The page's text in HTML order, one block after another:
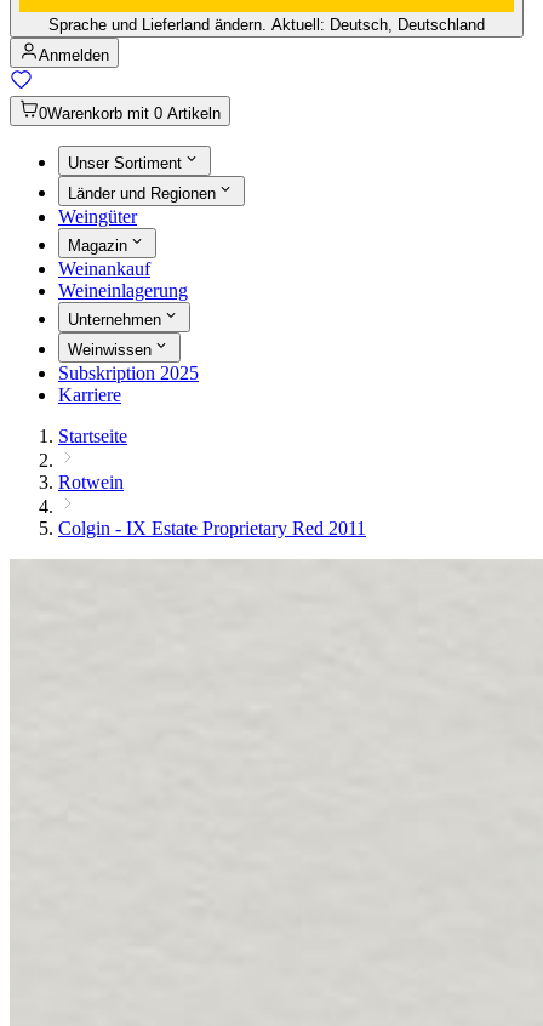
Sprache und Lieferland ändern. Aktuell: Deutsch, Deutschland
Anmelden
0Warenkorb mit 0 Artikeln
Unser Sortiment
Länder und Regionen
Weingüter
Magazin
Weinankauf
Weineinlagerung
Unternehmen
Weinwissen
Subskription 2025
Karriere
Startseite
Rotwein
Colgin - IX Estate Proprietary Red 2011